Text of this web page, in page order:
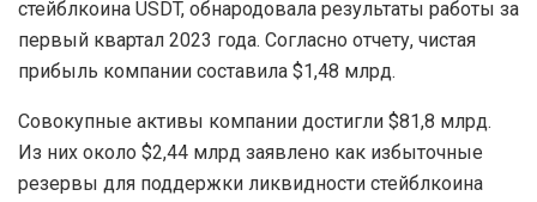
стейблкоина USDT, обнародовала результаты работы за
первый квартал 2023 года. Согласно отчету, чистая
прибыль компании составила $1,48 млрд.
Совокупные активы компании достигли $81,8 млрд.
Из них около $2,44 млрд заявлено как избыточные
резервы для поддержки ликвидности стейблкоина